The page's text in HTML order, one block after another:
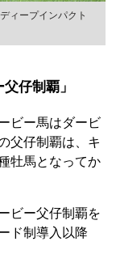
ィープインパクト
仔制覇」
ビー馬はダービ
父仔制覇は、キ
牡馬となってか
ビー父仔制覇を
ド制導入以降